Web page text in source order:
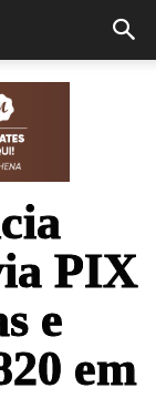
PIX
e
em